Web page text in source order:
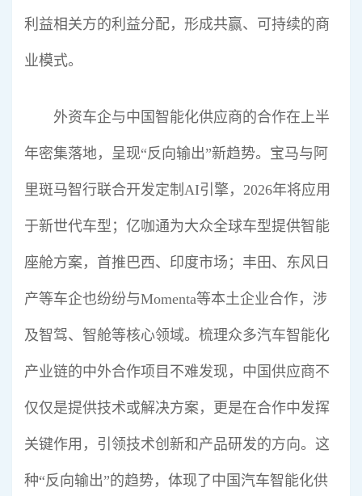
利益相关方的利益分配，形成共赢、可持续的商
业模式。
外资车企与中国智能化供应商的合作在上半
年密集落地，呈现“反向输出”新趋势。宝马与阿
里斑马智行联合开发定制AI引擎，2026年将应用
于新世代车型；亿咖通为大众全球车型提供智能
座舱方案，首推巴西、印度市场；丰田、东风日
产等车企也纷纷与Momenta等本土企业合作，涉
及智驾、智舱等核心领域。梳理众多汽车智能化
产业链的中外合作项目不难发现，中国供应商不
仅仅是提供技术或解决方案，更是在合作中发挥
关键作用，引领技术创新和产品研发的方向。这
种“反向输出”的趋势，体现了中国汽车智能化供